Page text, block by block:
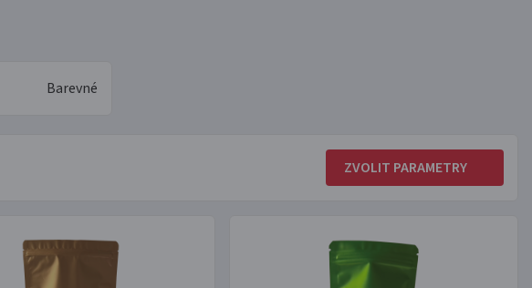
Barevné
ZVOLIT PARAMETRY